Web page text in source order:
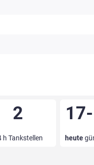
2
h Tankstellen heute